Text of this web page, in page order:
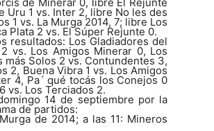
Uru 1 vs. Inter 2, libre No les des
1 vs. La Murga 2014, 7; libre Los
Plata 2 vs. El Súper Rejunte 0.
resultados: Los Gladiadores del
vs. Los Amigos Minerar 0, Los
más Solos 2 vs. Contundentes 3,
2, Buena Vibra 1 vs. Los Amigos
4, Pa´ qué tocás los Conejos 0
vs. Los Terciados 2.
14 de septiembre por la
de partidos:
de 2014; a las 11: Mineros